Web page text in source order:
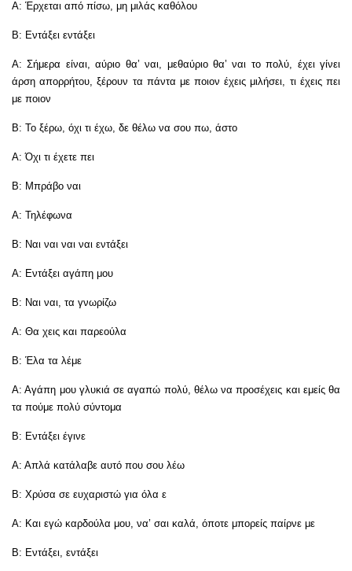
Α: Έρχεται από πίσω, μη μιλάς καθόλου
Β: Εντάξει εντάξει
Α: Σήμερα είναι, αύριο θα’ ναι, μεθαύριο θα’ ναι το πολύ, έχει γίνει
άρση απορρήτου, ξέρουν τα πάντα με ποιον έχεις μιλήσει, τι έχεις πει
με ποιον
Β: Το ξέρω, όχι τι έχω, δε θέλω να σου πω, άστο
Α: Όχι τι έχετε πει
Β: Μπράβο ναι
Α: Τηλέφωνα
Β: Ναι ναι ναι ναι εντάξει
Α: Εντάξει αγάπη μου
Β: Ναι ναι, τα γνωρίζω
Α: Θα χεις και παρεούλα
Β: Έλα τα λέμε
Α: Αγάπη μου γλυκιά σε αγαπώ πολύ, θέλω να προσέχεις και εμείς θα
τα πούμε πολύ σύντομα
Β: Εντάξει έγινε
Α: Απλά κατάλαβε αυτό που σου λέω
Β: Χρύσα σε ευχαριστώ για όλα ε
Α: Και εγώ καρδούλα μου, να’ σαι καλά, όποτε μπορείς παίρνε με
Β: Εντάξει, εντάξει